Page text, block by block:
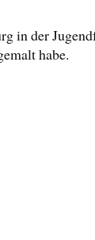
in der
habe.